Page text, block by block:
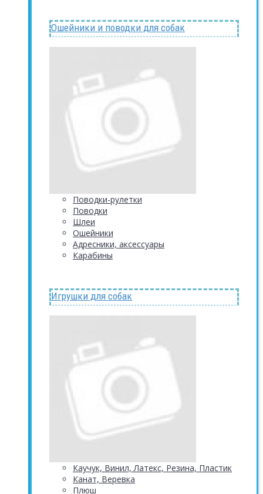
Ошейники и поводки для собак
Поводки-рулетки
Поводки
Шлеи
Ошейники
Адресники, аксессуары
Карабины
Игрушки для собак
Каучук, Винил, Латекс, Резина, Пластик
Канат, Веревка
Плюш